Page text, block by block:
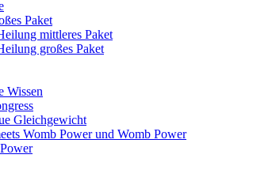
Paket
mittleres Paket
großes Paket
Wissen
Gleichgewicht
Womb Power und Womb Power